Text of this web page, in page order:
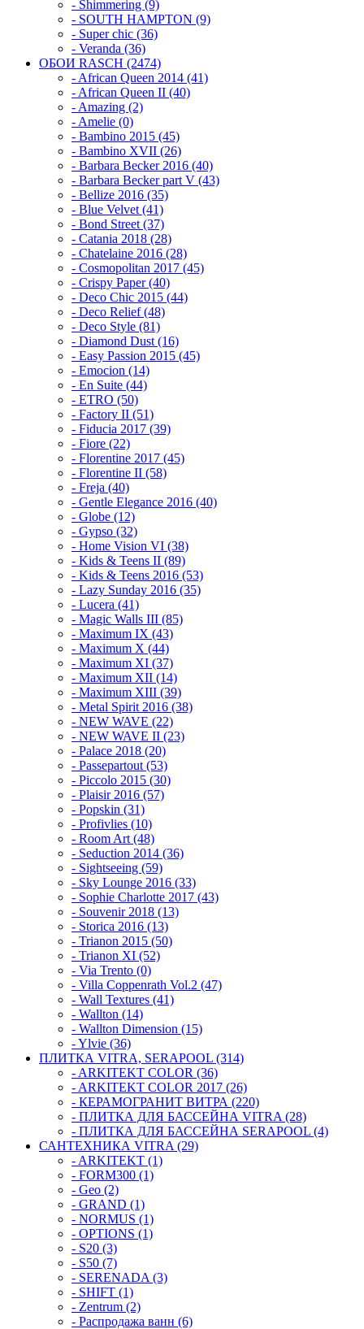
- Shimmering (9)
- SOUTH HAMPTON (9)
- Super chic (36)
- Veranda (36)
ОБОИ RASCH (2474)
- African Queen 2014 (41)
- African Queen II (40)
- Amazing (2)
- Amelie (0)
- Bambino 2015 (45)
- Bambino XVII (26)
- Barbara Becker 2016 (40)
- Barbara Becker part V (43)
- Bellize 2016 (35)
- Blue Velvet (41)
- Bond Street (37)
- Catania 2018 (28)
- Chatelaine 2016 (28)
- Cosmopolitan 2017 (45)
- Crispy Paper (40)
- Deco Chic 2015 (44)
- Deco Relief (48)
- Deco Style (81)
- Diamond Dust (16)
- Easy Passion 2015 (45)
- Emocion (14)
- En Suite (44)
- ETRO (50)
- Factory II (51)
- Fiducia 2017 (39)
- Fiore (22)
- Florentine 2017 (45)
- Florentine II (58)
- Freja (40)
- Gentle Elegance 2016 (40)
- Globe (12)
- Gypso (32)
- Home Vision VI (38)
- Kids & Teens II (89)
- Kids & Teens 2016 (53)
- Lazy Sunday 2016 (35)
- Lucera (41)
- Magic Walls III (85)
- Maximum IX (43)
- Maximum X (44)
- Maximum XI (37)
- Maximum XII (14)
- Maximum XIII (39)
- Metal Spirit 2016 (38)
- NEW WAVE (22)
- NEW WAVE II (23)
- Palace 2018 (20)
- Passepartout (53)
- Piccolo 2015 (30)
- Plaisir 2016 (57)
- Popskin (31)
- Profivlies (10)
- Room Art (48)
- Seduction 2014 (36)
- Sightseeing (59)
- Sky Lounge 2016 (33)
- Sophie Charlotte 2017 (43)
- Souvenir 2018 (13)
- Storica 2016 (13)
- Trianon 2015 (50)
- Trianon XI (52)
- Via Trento (0)
- Villa Coppenrath Vol.2 (47)
- Wall Textures (41)
- Wallton (14)
- Wallton Dimension (15)
- Ylvie (36)
ПЛИТКА VITRA, SERAPOOL (314)
- ARKITEKT COLOR (36)
- ARKITEKT COLOR 2017 (26)
- КЕРАМОГРАНИТ ВИТРА (220)
- ПЛИТКА ДЛЯ БАССЕЙНА VITRA (28)
- ПЛИТКА ДЛЯ БАССЕЙНА SERAPOOL (4)
САНТЕХНИКА VITRA (29)
- ARKITEKT (1)
- FORM300 (1)
- Geo (2)
- GRAND (1)
- NORMUS (1)
- OPTIONS (1)
- S20 (3)
- S50 (7)
- SERENADA (3)
- SHIFT (1)
- Zentrum (2)
- Распродажа ванн (6)